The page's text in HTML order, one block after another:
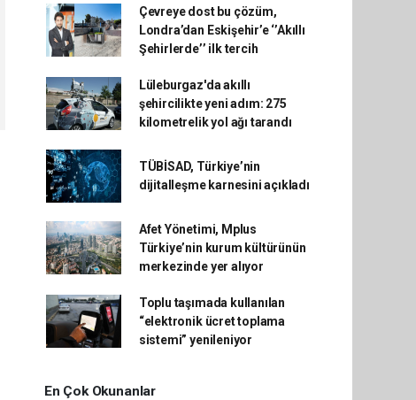
Çevreye dost bu çözüm,
Londra’dan Eskişehir’e ‘’Akıllı
Şehirlerde’’ ilk tercih
Lüleburgaz'da akıllı
şehircilikte yeni adım: 275
kilometrelik yol ağı tarandı
TÜBİSAD, Türkiye’nin
dijitalleşme karnesini açıkladı
Afet Yönetimi, Mplus
Türkiye’nin kurum kültürünün
merkezinde yer alıyor
Toplu taşımada kullanılan
“elektronik ücret toplama
sistemi” yenileniyor
En Çok Okunanlar